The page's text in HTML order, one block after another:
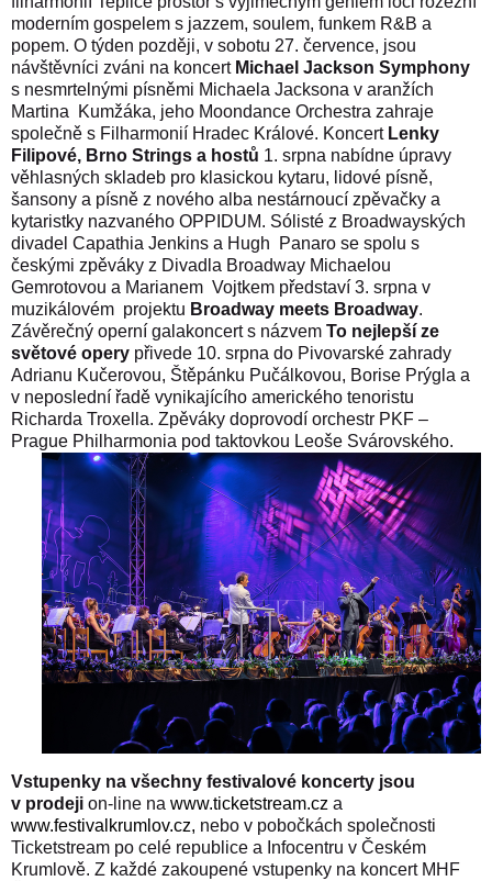
moderním gospelem s jazzem, soulem, funkem R&B a
popem. O týden později, v sobotu 27. července, jsou
návštěvníci zváni na koncert Michael Jackson Symphony
s nesmrtelnými písněmi Michaela Jacksona v aranžích
Martina Kumžáka, jeho Moondance Orchestra zahraje
společně s Filharmonií Hradec Králové. Koncert Lenky
Filipové, Brno Strings a hostů 1. srpna nabídne úpravy
věhlasných skladeb pro klasickou kytaru, lidové písně,
šansony a písně z nového alba nestárnoucí zpěvačky a
kytaristky nazvaného OPPIDUM. Sólisté z Broadwayských
divadel Capathia Jenkins a Hugh Panaro se spolu s
českými zpěváky z Divadla Broadway Michaelou
Gemrotovou a Marianem Vojtkem představí 3. srpna v
muzikálovém projektu Broadway meets Broadway.
Závěrečný operní galakoncert s názvem To nejlepší ze
světové opery přivede 10. srpna do Pivovarské zahrady
Adrianu Kučerovou, Štěpánku Pučálkovou, Borise Prýgla a
v neposlední řadě vynikajícího amerického tenoristu
Richarda Troxella. Zpěváky doprovodí orchestr PKF –
Prague Philharmonia pod taktovkou Leoše Svárovského.
Vstupenky na všechny festivalové koncerty jsou
v prodeji on-line na www.ticketstream.cz a
www.festivalkrumlov.cz, nebo v pobočkách společnosti
Ticketstream po celé republice a Infocentru v Českém
Krumlově. Z každé zakoupené vstupenky na koncert MHF